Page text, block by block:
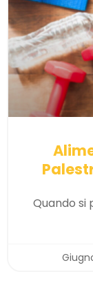
Quando si